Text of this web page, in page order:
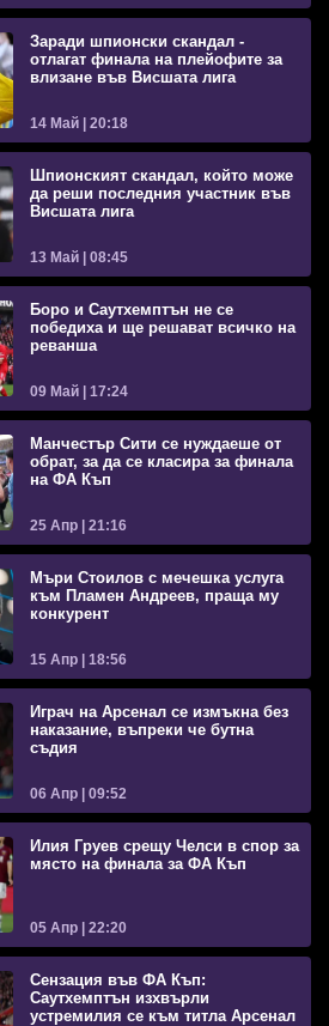
Заради шпионски скандал -
отлагат финала на плейофите за
влизане във Висшата лига
14 Май | 20:18
Шпионският скандал, който може
да реши последния участник във
Висшата лига
13 Май | 08:45
Боро и Саутхемптън не се
победиха и ще решават всичко на
реванша
09 Май | 17:24
Манчестър Сити се нуждаеше от
обрат, за да се класира за финала
на ФА Къп
25 Апр | 21:16
Мъри Стоилов с мечешка услуга
към Пламен Андреев, праща му
конкурент
15 Апр | 18:56
Играч на Арсенал се измъкна без
наказание, въпреки че бутна
съдия
06 Апр | 09:52
Илия Груев срещу Челси в спор за
място на финала за ФА Къп
05 Апр | 22:20
Сензация във ФА Къп:
Саутхемптън изхвърли
устремилия се към титла Арсенал